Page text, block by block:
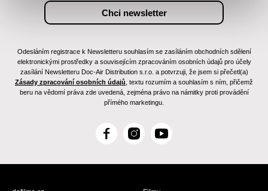
Odesláním registrace k Newsletteru souhlasím se zasíláním obchodních sdělení
elektronickými prostředky a souvisejícím zpracováním osobních údajů pro účely
zasílání Newsletteru Doc-Air Distribution s.r.o. a potvrzuji, že jsem si přečetl(a)
Zásady zpracování osobních údajů , textu rozumím a souhlasím s ním, přičemž
beru na vědomí práva zde uvedená, zejména právo na námitky proti provádění
přímého marketingu.
F
c
I
s
Y
u